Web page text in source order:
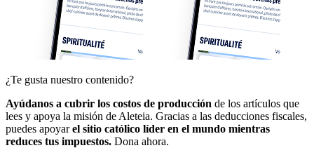
¿Te gusta nuestro contenido?
Ayúdanos a cubrir los costos de producción de los artículos que
lees y apoya la misión de Aleteia. Gracias a las deducciones fiscales,
puedes apoyarel sitio católico líder en el mundo mientras
reduces tus impuestos. Dona ahora.